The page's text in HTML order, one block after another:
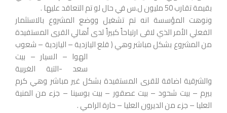
بقيمة تقارب 50 مليون ل.س في حال لو تم التعاقد عليها .
ونوهت المؤسسة انه تم تشغيل ووضع المشروع بالاستثمار
الفعلي الأمر الذي لاقى ارتياحاً كبيراً لدى أهالي القرى المستفيدة
من المشروع بشكل مباشروهي ( قلع اليازدية – اليازدية – شعوب
الهوا – السيار – بيت
سعد -التبة الغربية
والشرقية اضافة للقرى المستفيدة بشكل غير مباشر وهي كرم
بيرم – بيت شحود – بيت عصقور – بيت بوسينا – جزء من المنية
العليا – جزء من الديرون العليا – حارة الرامي .